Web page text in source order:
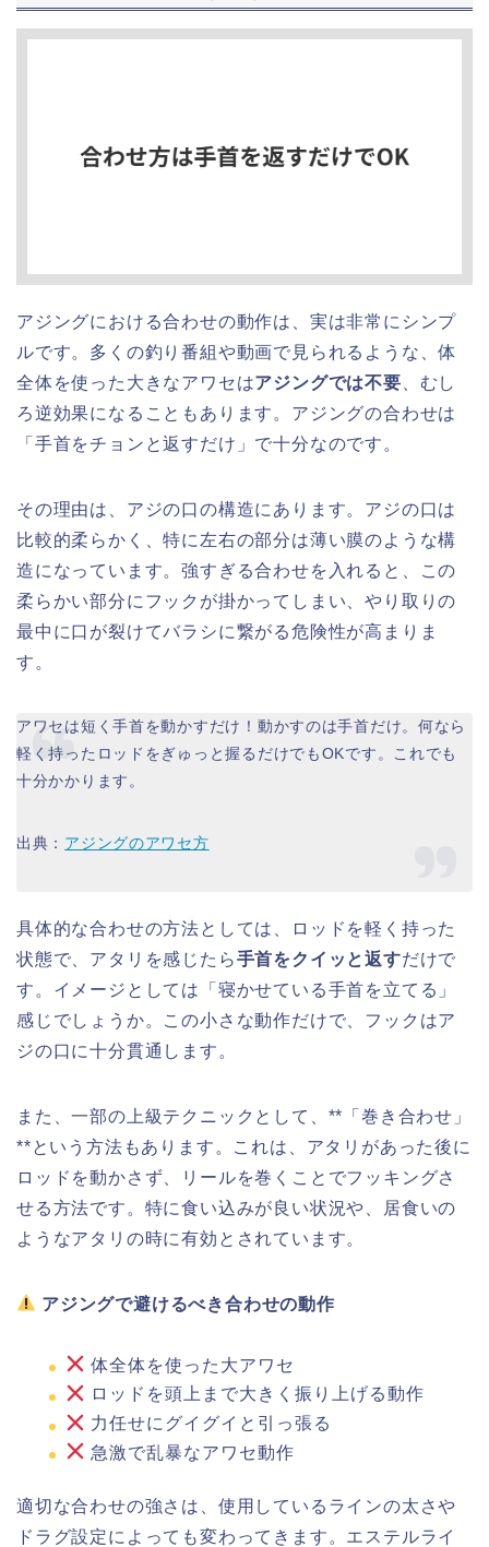
アジングにおける合わせの動作は、実は非常にシンプ
ルです。多くの釣り番組や動画で見られるような、体
全体を使った大きなアワセはアジングでは不要 、むし
ろ逆効果になることもあります。アジングの合わせは
「手首をチョンと返すだけ」で十分なのです。
その理由は、アジの口の構造にあります。アジの口は
比較的柔らかく、特に左右の部分は薄い膜のような構
造になっています。強すぎる合わせを入れると、この
柔らかい部分にフックが掛かってしまい、やり取りの
最中に口が裂けてバラシに繋がる危険性が高まりま
す。
アワセは短く手首を動かすだけ！動かすのは手首だけ。何なら
軽く持ったロッドをぎゅっと握るだけでもOKです。これでも
十分かかります。
出典： アジングのアワセ方
具体的な合わせの方法としては、ロッドを軽く持った
状態で、アタリを感じたら手首をクイッと返すだけで
す。イメージとしては「寝かせている手首を立てる」
感じでしょうか。この小さな動作だけで、フックはア
ジの口に十分貫通します。
また、一部の上級テクニックとして、**「巻き合わせ」
**という方法もあります。これは、アタリがあった後に
ロッドを動かさず、リールを巻くことでフッキングさ
せる方法です。特に食い込みが良い状況や、居食いの
ようなアタリの時に有効とされています。
アジングで避けるべき合わせの動作
体全体を使った大アワセ
ロッドを頭上まで大きく振り上げる動作
力任せにグイグイと引っ張る
急激で乱暴なアワセ動作
適切な合わせの強さは、使用しているラインの太さや
ドラグ設定によっても変わってきます。エステルライ